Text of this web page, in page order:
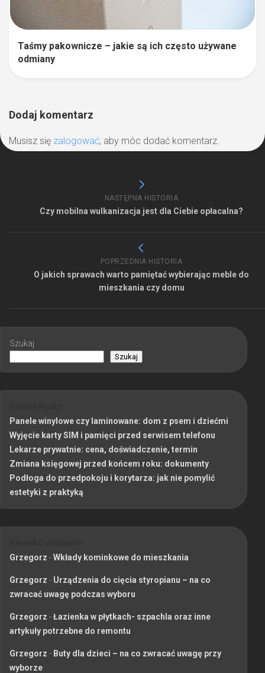
Taśmy pakownicze – jakie są ich często używane
odmiany
Dodaj komentarz
Musisz się zalogować, aby móc dodać komentarz.
NASTĘPNA HISTORIA
Czy mobilna wulkanizacja jest dla Ciebie opłacalna?
POPRZEDNIA HISTORIA
O jakich sprawach warto pamiętać wybierając meble do
mieszkania czy domu
Szukaj
Szukaj
Panele winylowe czy laminowane: dom z psem i dziećmi
Wyjęcie karty SIM i pamięci przed serwisem telefonu
Lekarze prywatnie: cena, doświadczenie, termin
Zmiana księgowej przed końcem roku: dokumenty
Podłoga do przedpokoju i korytarza: jak nie pomylić
estetyki z praktyką
Grzegorz -Wkłady kominkowe do mieszkania
Grzegorz - Urządzenia do cięcia styropianu – na co
zwracać uwagę podczas wyboru
Grzegorz -Łazienka w płytkach- szpachla oraz inne
artykuły potrzebne do remontu
Grzegorz - Buty dla dzieci – na co zwracać uwagę przy
wyborze